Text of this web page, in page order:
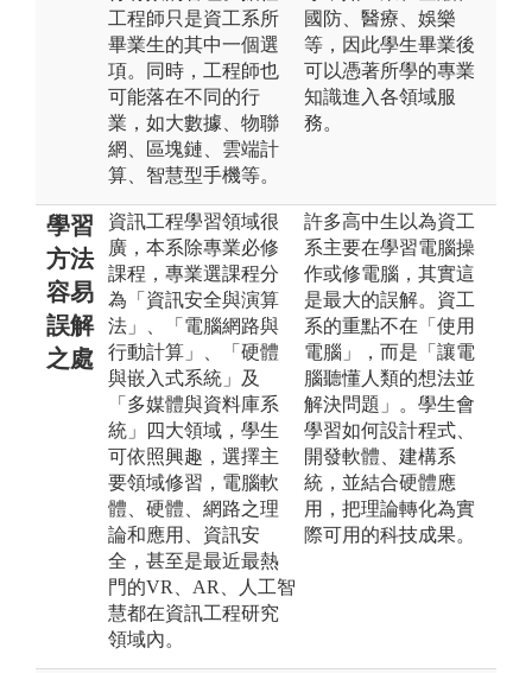
工程師只是資工系所
畢業生的其中一個選
項。同時，工程師也
可能落在不同的行
業，如大數據、物聯
網、區塊鏈、雲端計
算、智慧型手機等。
國防、醫療、娛樂
等，因此學生畢業後
可以憑著所學的專業
知識進入各領域服
務。
學習
方法
容易
誤解
之處
資訊工程學習領域很
廣，本系除專業必修
課程，專業選課程分
為「資訊安全與演算
法」、「電腦網路與
行動計算」、「硬體
與嵌入式系統」及
「多媒體與資料庫系
統」四大領域，學生
可依照興趣，選擇主
要領域修習，電腦軟
體、硬體、網路之理
論和應用、資訊安
全，甚至是最近最熱
門的VR、AR、人工智
慧都在資訊工程研究
領域內。
許多高中生以為資工
系主要在學習電腦操
作或修電腦，其實這
是最大的誤解。資工
系的重點不在「使用
電腦」，而是「讓電
腦聽懂人類的想法並
解決問題」。學生會
學習如何設計程式、
開發軟體、建構系
統，並結合硬體應
用，把理論轉化為實
際可用的科技成果。